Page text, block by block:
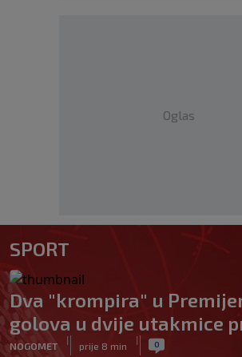
Oglas
SPORT
Dva "krompira" u
golova u dvije utakmice
NOGOMET
|
prije 8 min
| 0